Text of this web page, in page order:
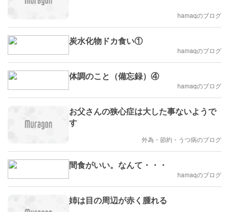
hamaqのブログ
炭水化物ドカ食い①
hamaqのブログ
体調のこと（備忘録）④
hamaqのブログ
お父さんの狭心症は大した事ないようで
す
外為・節約・うつ病のブログ
間食がいい。なんて・・・
hamaqのブログ
姉は目の周辺が赤く腫れる